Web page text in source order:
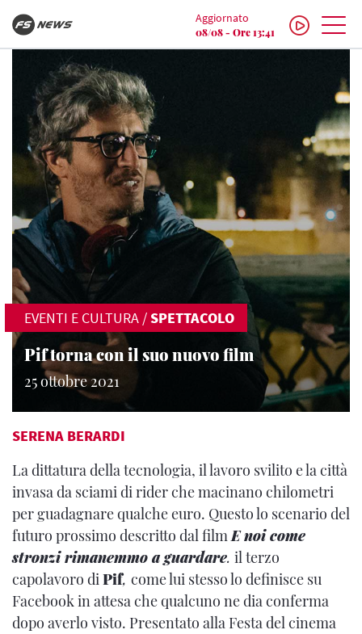
Aggiornato
08/08 - Ore 13:41
EVENTI E CULTURA /SPETTACOLO
Pif torna con il suo nuovo film
25 ottobre 2021
SERENA BERARDI
La dittatura della tecnologia, il lavoro svilito e la città
invasa da sciami di rider che macinano chilometri
per guadagnare qualche euro. Questo lo scenario del
futuro prossimo descritto dal filmE noi come
stronzi rimanemmo a guardare. il terzo
capolavoro diPif, come lui stesso lo definisce su
Facebook in attesa che qualcuno ne dia conferma
dopo averlo visto. Presentato alla Festa del cinema